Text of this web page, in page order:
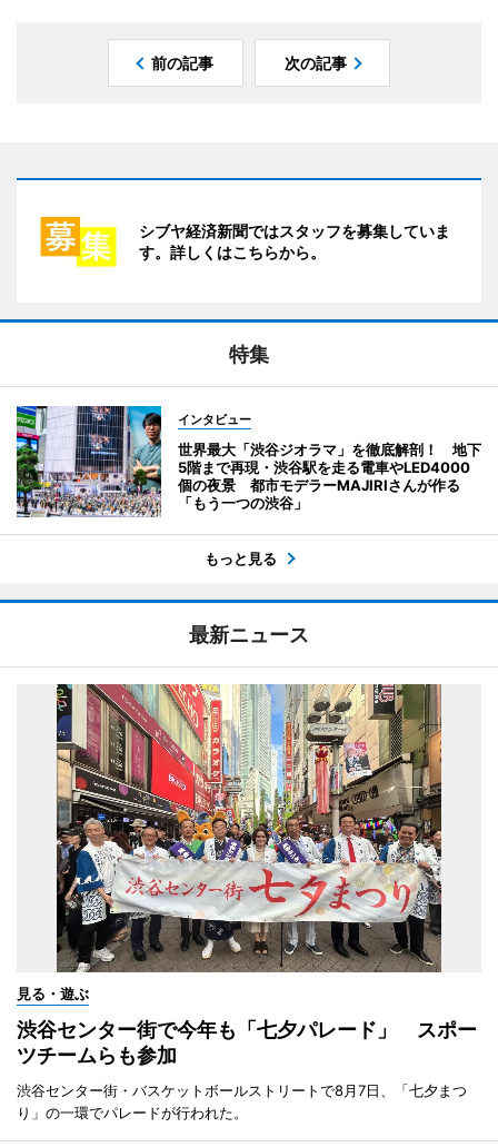
前の記事 次の記事
シブヤ経済新聞ではスタッフを募集していま
す。詳しくはこちらから。
特集
インタビュー
世界最大「渋谷ジオラマ」を徹底解剖！ 地下
5階まで再現・渋谷駅を走る電車やLED4000
個の夜景 都市モデラーMAJIRIさんが作る
「もう一つの渋谷」
もっと見る
最新ニュース
見る・遊ぶ
渋谷センター街で今年も「七夕パレード」 スポー
ツチームらも参加
渋谷センター街・バスケットボールストリートで8月7日、「七夕まつ
り」の一環でパレードが行われた。